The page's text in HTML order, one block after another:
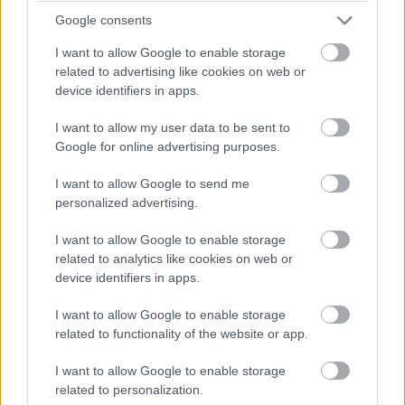
Google consents
I want to allow Google to enable storage
related to advertising like cookies on web or
device identifiers in apps.
I want to allow my user data to be sent to
Google for online advertising purposes.
I want to allow Google to send me
personalized advertising.
I want to allow Google to enable storage
related to analytics like cookies on web or
device identifiers in apps.
I want to allow Google to enable storage
related to functionality of the website or app.
I want to allow Google to enable storage
related to personalization.
beállításokkal
Kedvencekhez
Az alapbeállítások szerint sok esetben olyan
feladatokat is a processzor végez, amit más
is el tudna látni. Mutatjuk, hogyan
változtathatsz ezen.
Sok Windows 11-es PC a hardveres specifikációi ellenére
is lassúnak tűnhet a mindennapi használat során. Ennek
egyik fő oka, hogy a processzor olyan feladatokat is
elvégez, amelyeket hatékonyabban kezelhetne a GPU, az